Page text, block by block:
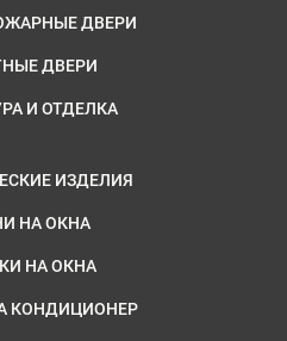
ДВЕРИ
ДВЕРИ
И ОТДЕЛКА
ИЗДЕЛИЯ
НА ОКНА
НА ОКНА
КОНДИЦИОНЕР